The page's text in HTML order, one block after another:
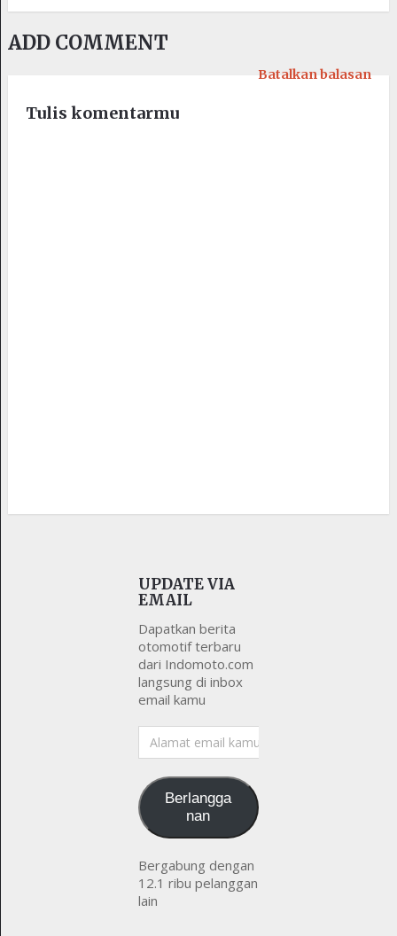
ADD COMMENT
Tulis komentarmu
Batalkan balasan
UPDATE VIA
EMAIL
Dapatkan berita
otomotif terbaru
dari Indomoto.com
langsung di inbox
email kamu
Alamat
email
Berlangga
nan
Bergabung dengan
12.1 ribu pelanggan
lain